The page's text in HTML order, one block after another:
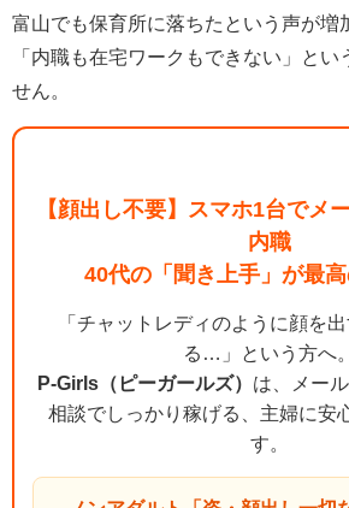
富山でも保育所に落ちたという声が増
「内職も在宅ワークもできない」とい
せん。
【顔出し不要】スマホ1台でメ
内職
40代の「聞き上手」が最
「チャットレディのように顔を
る…」という方へ。
P-Girls（ピーガールズ） は、メー
相談でしっかり稼げる、主婦に安
す。